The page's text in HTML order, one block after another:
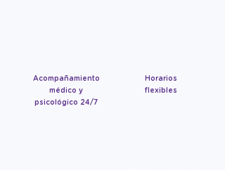
Acompañamiento
médico y
psicológico 24/7
Horarios
flexibles